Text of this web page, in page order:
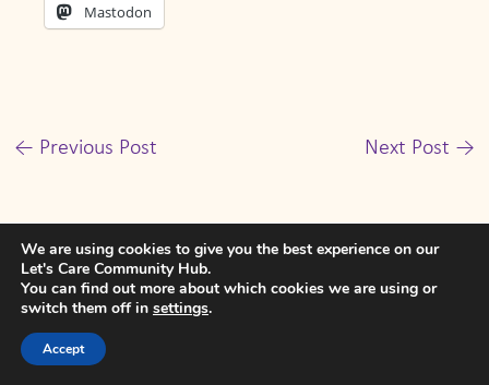
Mastodon
← Previous Post Next Post →
Subscribe
We are using cookies to give you the best experience on our
Let's Care Community Hub.
You can find out more about which cookies we are using or
switch them off in settings.
Accept